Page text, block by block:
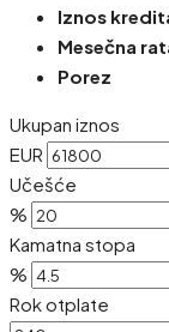
Iznos
Mesečna
Porez
Ukupan iznos
EUR
Učešće
%
Kamatna stopa
%
Rok otplate